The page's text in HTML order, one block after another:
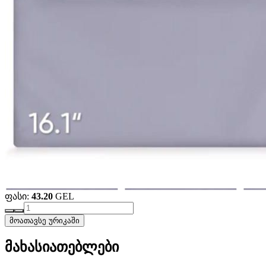
ფასი: 43.20 GEL
მოათავსე ურიკაში
მახასიათებლები